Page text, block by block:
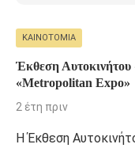
ΚΑΙΝΟΤΟΜΊΑ
Έκθεση
«Metropolitan Expo»
2 έτη πριν
H Έκθεση